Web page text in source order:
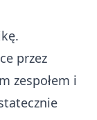
przez
zespołem i